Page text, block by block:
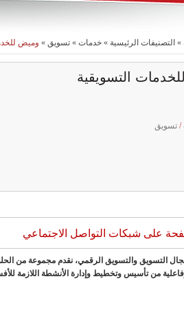
» التصنيفات الرئيسية » خدمات » تسويق » وميض
التسويقية
/ تسويق
على شبكات التواصل الاجتماعي
والتسويق الرقمي، نقدم مجموعة من الحلول
من تأسيس وتخطيط وإدارة الأنشطة اللازمة